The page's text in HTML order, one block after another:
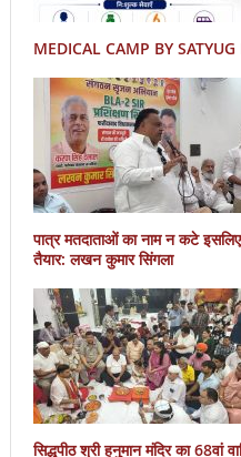
MEDICAL CAMP BY
पात्र मतदाताओं का नाम न कटे इसलिए
तैयार: लखन कुमार सिंगला
सिद्धपीठ श्री हनुमान मंदिर का 68वां